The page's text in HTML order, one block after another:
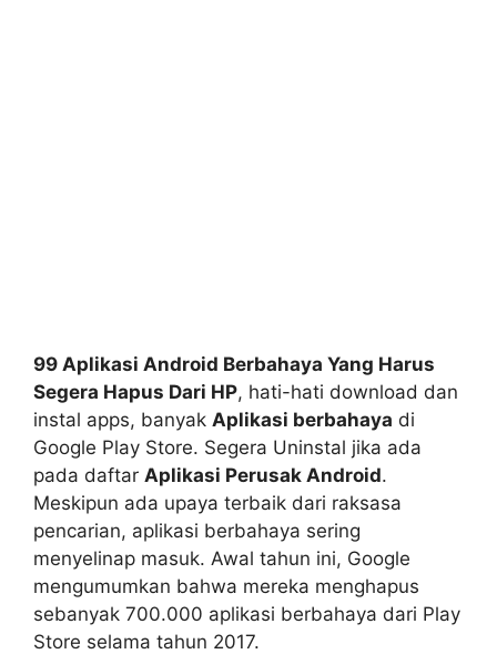
99 Aplikasi Android Berbahaya Yang Harus
Segera Hapus Dari HP, hati-hati download dan
instal apps, banyak Aplikasi berbahaya di
Google Play Store. Segera Uninstal jika ada
pada daftar Aplikasi Perusak Android.
Meskipun ada upaya terbaik dari raksasa
pencarian, aplikasi berbahaya sering
menyelinap masuk. Awal tahun ini, Google
mengumumkan bahwa mereka menghapus
sebanyak 700.000 aplikasi berbahaya dari Play
Store selama tahun 2017.